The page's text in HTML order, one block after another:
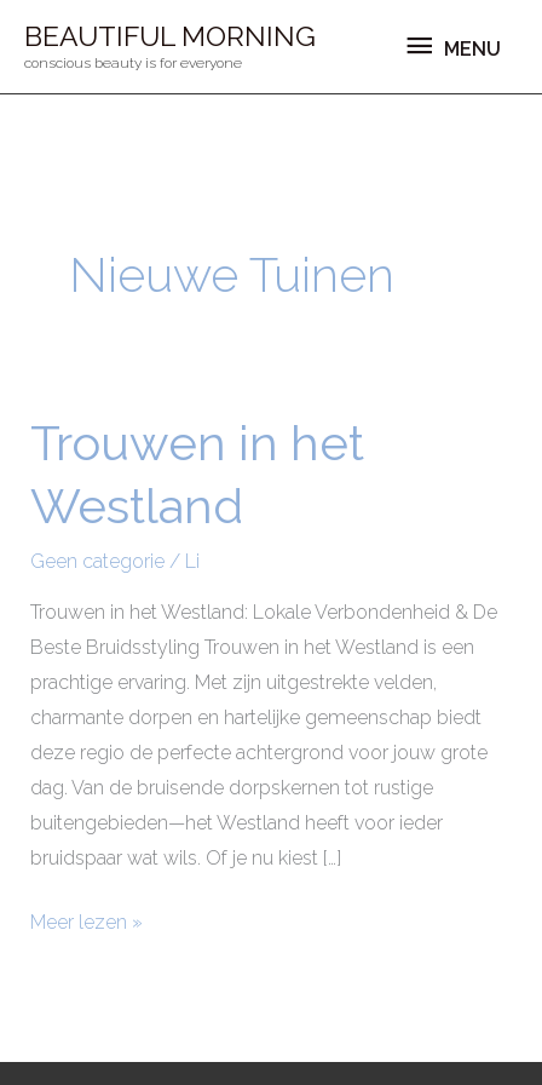
naarBEAUTIFUL MORNING
conscious beauty is for everyone
MENU
MENU
Nieuwe Tuinen
Trouwen in het
Westland
Geen categorie/ Li
Trouwen in het Westland: Lokale Verbondenheid & De
Beste Bruidsstyling Trouwen in het Westland is een
prachtige ervaring. Met zijn uitgestrekte velden,
charmante dorpen en hartelijke gemeenschap biedt
deze regio de perfecte achtergrond voor jouw grote
dag. Van de bruisende dorpskernen tot rustige
buitengebieden—het Westland heeft voor ieder
bruidspaar wat wils. Of je nu kiest […]
Trouwen
het
Meer lezen »